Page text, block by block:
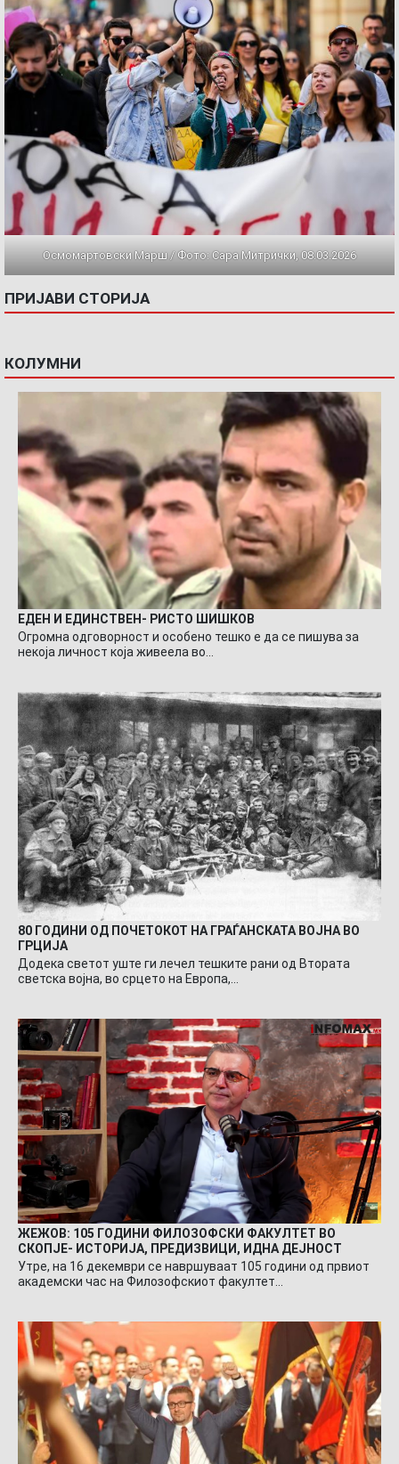
Осмомартовски Марш / Фото: Сара Митрички, 08.03.2026
ПРИЈАВИ СТОРИЈА
КОЛУМНИ
ЕДЕН И ЕДИНСТВЕН- РИСТО ШИШКОВ
Огромна одговорност и особено тешко е да се пишува за
некоја личност која живеела во…
80 ГОДИНИ ОД ПОЧЕТОКОТ НА ГРАЃАНСКАТА ВОЈНА ВО
ГРЦИЈА
Додека светот уште ги лечел тешките рани од Втората
светска војна, во срцето на Европа,…
ЖЕЖОВ: 105 ГОДИНИ ФИЛОЗОФСКИ ФАКУЛТЕТ ВО
СКОПЈЕ- ИСТОРИЈА, ПРЕДИЗВИЦИ, ИДНА ДЕЈНОСТ
Утре, на 16 декември се навршуваат 105 години од првиот
академски час на Филозофскиот факултет…